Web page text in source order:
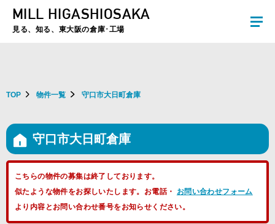
夏季休暇のお知らせ：2026年8月8日(土)～8月16日(日)まで休業とさせていた
MILL HIGASHIOSAKA
見る、知る、東大阪の倉庫･工場
TOP 物件一覧 守口市大日町倉庫
守口市大日町倉庫
こちらの物件の募集は終了しております。
似たような物件をお探しいたします。お電話・ お問い合わせフォーム
より内容とお問い合わせ番号をお知らせください。